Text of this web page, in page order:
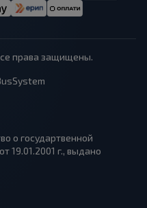
права защищены.
о государтвенной
19.01.2001 г., выдано